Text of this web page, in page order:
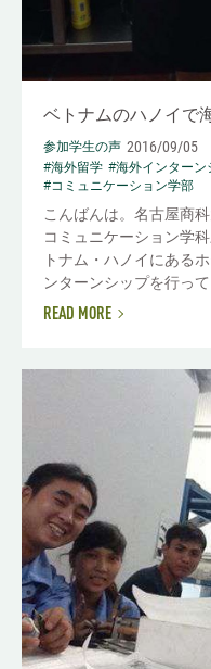
ベトナムのハノイで
参加学生の声 2016/09/05
#海外留学 #海外インターン
#コミュニケーション学部
こんばんは。名古屋商
コミュニケーション学
トナム・ハノイにある
ンターンシップを行って
READ MORE